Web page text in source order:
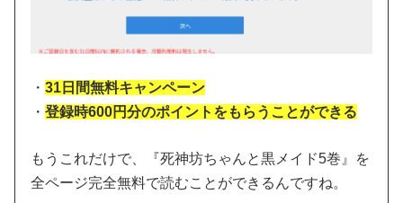
・31日間無料キャンペーン
・登録時600円分のポイントをもらうことができる
もうこれだけで、『死神坊ちゃんと黒メイド5巻』を
全ページ完全無料で読むことができるんですね。